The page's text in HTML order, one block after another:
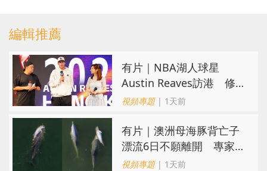
編輯推薦
有片｜NBA湖人球星
Austin Reaves訪港 修
頓與青少年交流球技
視頻專題| 1天前
有片｜澳洲母海豚背亡子
漂流6日不願離開 專家：
極度悲傷下的哀悼行為
視頻專題| 1天前